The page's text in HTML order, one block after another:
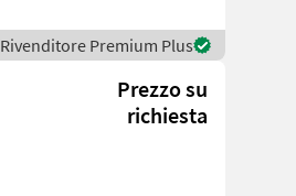
Rivenditore Premium Plus
Prezzo su
richiesta